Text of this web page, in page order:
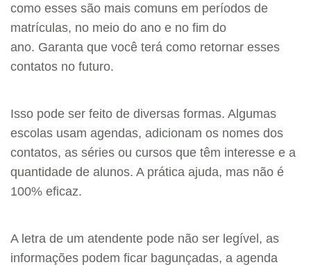
como esses são mais comuns em períodos de
matrículas, no meio do ano e no fim do
ano. Garanta que você terá como retornar esses
contatos no futuro.
Isso pode ser feito de diversas formas. Algumas
escolas usam agendas, adicionam os nomes dos
contatos, as séries ou cursos que têm interesse e a
quantidade de alunos. A prática ajuda, mas não é
100% eficaz.
A letra de um atendente pode não ser legível, as
informações podem ficar bagunçadas, a agenda